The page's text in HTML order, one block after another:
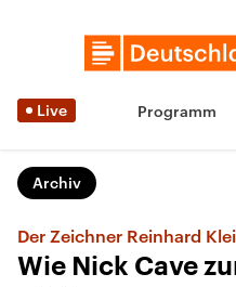
Live Programm
Archiv
Der Zeichner Reinhard
Wie Nick Cave